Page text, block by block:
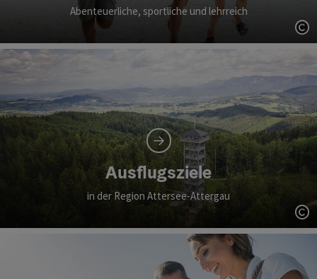
Abenteuerliche, sportliche und lehrreich
Ausflugsziele
in der Region Attersee-Attergau